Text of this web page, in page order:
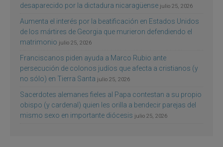
desaparecido por la dictadura nicaragüense julio 25, 2026
Aumenta el interés por la beatificación en Estados Unidos
de los mártires de Georgia que murieron defendiendo el
matrimonio julio 25, 2026
Franciscanos piden ayuda a Marco Rubio ante
persecución de colonos judíos que afecta a cristianos (y
no sólo) en Tierra Santa julio 25, 2026
Sacerdotes alemanes fieles al Papa contestan a su propio
obispo (y cardenal) quien les orilla a bendecir parejas del
mismo sexo en importante diócesis julio 25, 2026